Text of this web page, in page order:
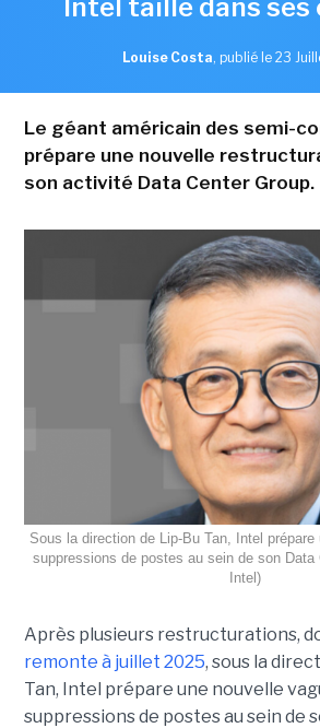
Intel taille dans
Louise Costa, publié le 23
Le géant américain des semi-
prépare une nouvelle
son activité Data Center Group.
Sous la direction de Lip-Bu Tan, Intel
suppressions de postes au sein de son Data
Intel)
Après plusieurs restructurations,
remonte à juillet 2025, sous la
Tan, Intel prépare une nouvelle
suppressions de postes au sein de